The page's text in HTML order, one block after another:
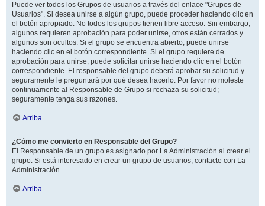
Puede ver todos los Grupos de usuarios a través del enlace "Grupos de
Usuarios". Si desea unirse a algún grupo, puede proceder haciendo clic en
el botón apropiado. No todos los grupos tienen libre acceso. Sin embargo,
algunos requieren aprobación para poder unirse, otros están cerrados y
algunos son ocultos. Si el grupo se encuentra abierto, puede unirse
haciendo clic en el botón correspondiente. Si el grupo requiere de
aprobación para unirse, puede solicitar unirse haciendo clic en el botón
correspondiente. El responsable del grupo deberá aprobar su solicitud y
seguramente le preguntará por qué desea hacerlo. Por favor no moleste
continuamente al Responsable de Grupo si rechaza su solicitud;
seguramente tenga sus razones.
Arriba
¿Cómo me convierto en Responsable del Grupo?
El Responsable de un grupo es asignado por La Administración al crear el
grupo. Si está interesado en crear un grupo de usuarios, contacte con La
Administración.
Arriba